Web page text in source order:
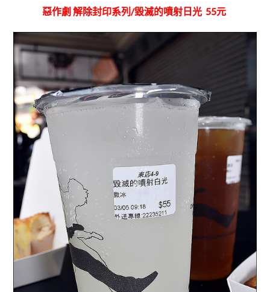
惡作劇 解除封印系列/毀滅的噴射日光 55元